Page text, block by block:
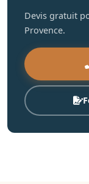
Devis gratuit
Provence.